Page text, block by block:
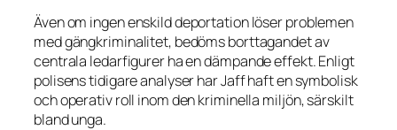
Även om ingen enskild deportation löser problemen
med gängkriminalitet, bedöms borttagandet av
centrala ledarfigurer ha en dämpande effekt. Enligt
polisens tidigare analyser har Jaff haft en symbolisk
och operativ roll inom den kriminella miljön, särskilt
bland unga.